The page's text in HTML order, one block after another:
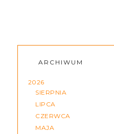
ARCHIWUM
2026
SIERPNIA
LIPCA
CZERWCA
MAJA